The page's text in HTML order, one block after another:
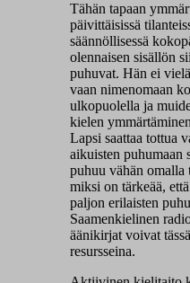
Tähän tapaan
päivittäisissä
säännöllisessä
olennaisen sisällön
puhuvat. Hän ei
vaan nimenomaan
ulkopuolella ja
kielen
Lapsi saattaa tottua
aikuisten puhumaan
puhuu vähän omalla
miksi on tärkeää,
paljon erilaisten
Saamenkielinen
äänikirjat voivat
resursseina.